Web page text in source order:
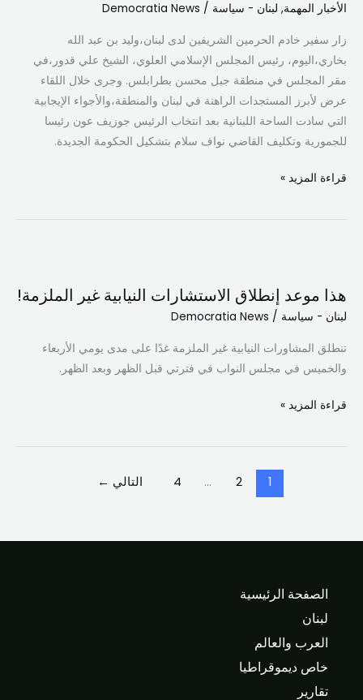
الأخبار المهمة, لبنان - سياسة /
Democratia News
زار سفير خادم الحرمين الشريفين لدى لبنان،وليد بن عبد الله
بخاري،اليوم، رئيس المجلس الإسلامي العلوي، الشيخ علي قدور،في
مقر المجلس في منطقة جبل محسن بطرابلس. وجرى خلال اللقاء
عرض لأبرز المستجدات الراهنة في لبنان والمنطقة،والأجواء الإيجابية
التي سادت الساحة اللبنانية بعد انتخاب الرئيس جوزيف عون رئيسا
للجمورية وتكليف القاضي نواف سلام بتشكيل الحكومة الجديدة.
المجلس
العلوي
قراءة المزيد »
هذا موعد إنطلاق الاستشارات النيابية غير الملزمة!
لبنان - سياسة /
Democratia News
تنطلق المشاورات النيابية غير الملزمة غدًا على مدى يومي الأربعاء
والخميس في مجلس النواب في فترتي قبل الظهر وبعد الظهر.
إنطلاق
الاستشارات
الملزمة!
قراءة المزيد »
1
2
…
4 التالي ←
الصفحة الرئيسية
لبنان
العرب والعالم
خاص ديموقراطيا
تقارير